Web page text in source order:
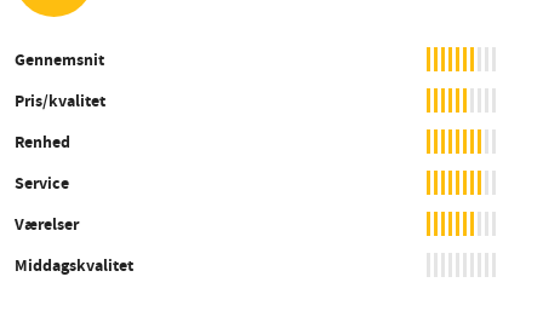
Gennemsnit
Pris/kvalitet
Renhed
Service
Værelser
Middagskvalitet